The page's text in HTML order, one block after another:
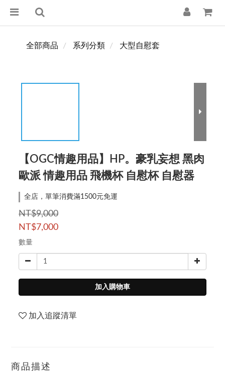
全部商品 系列分類 大型自慰套
【OGC情趣用品】HP。豪乳妄想 黑肉
歐派 情趣用品 飛機杯 自慰杯 自慰器
全店，單筆消費滿1500元免運
NT$9,000
NT$7,000
數量
加入購物車
加入追蹤清單
商品描述